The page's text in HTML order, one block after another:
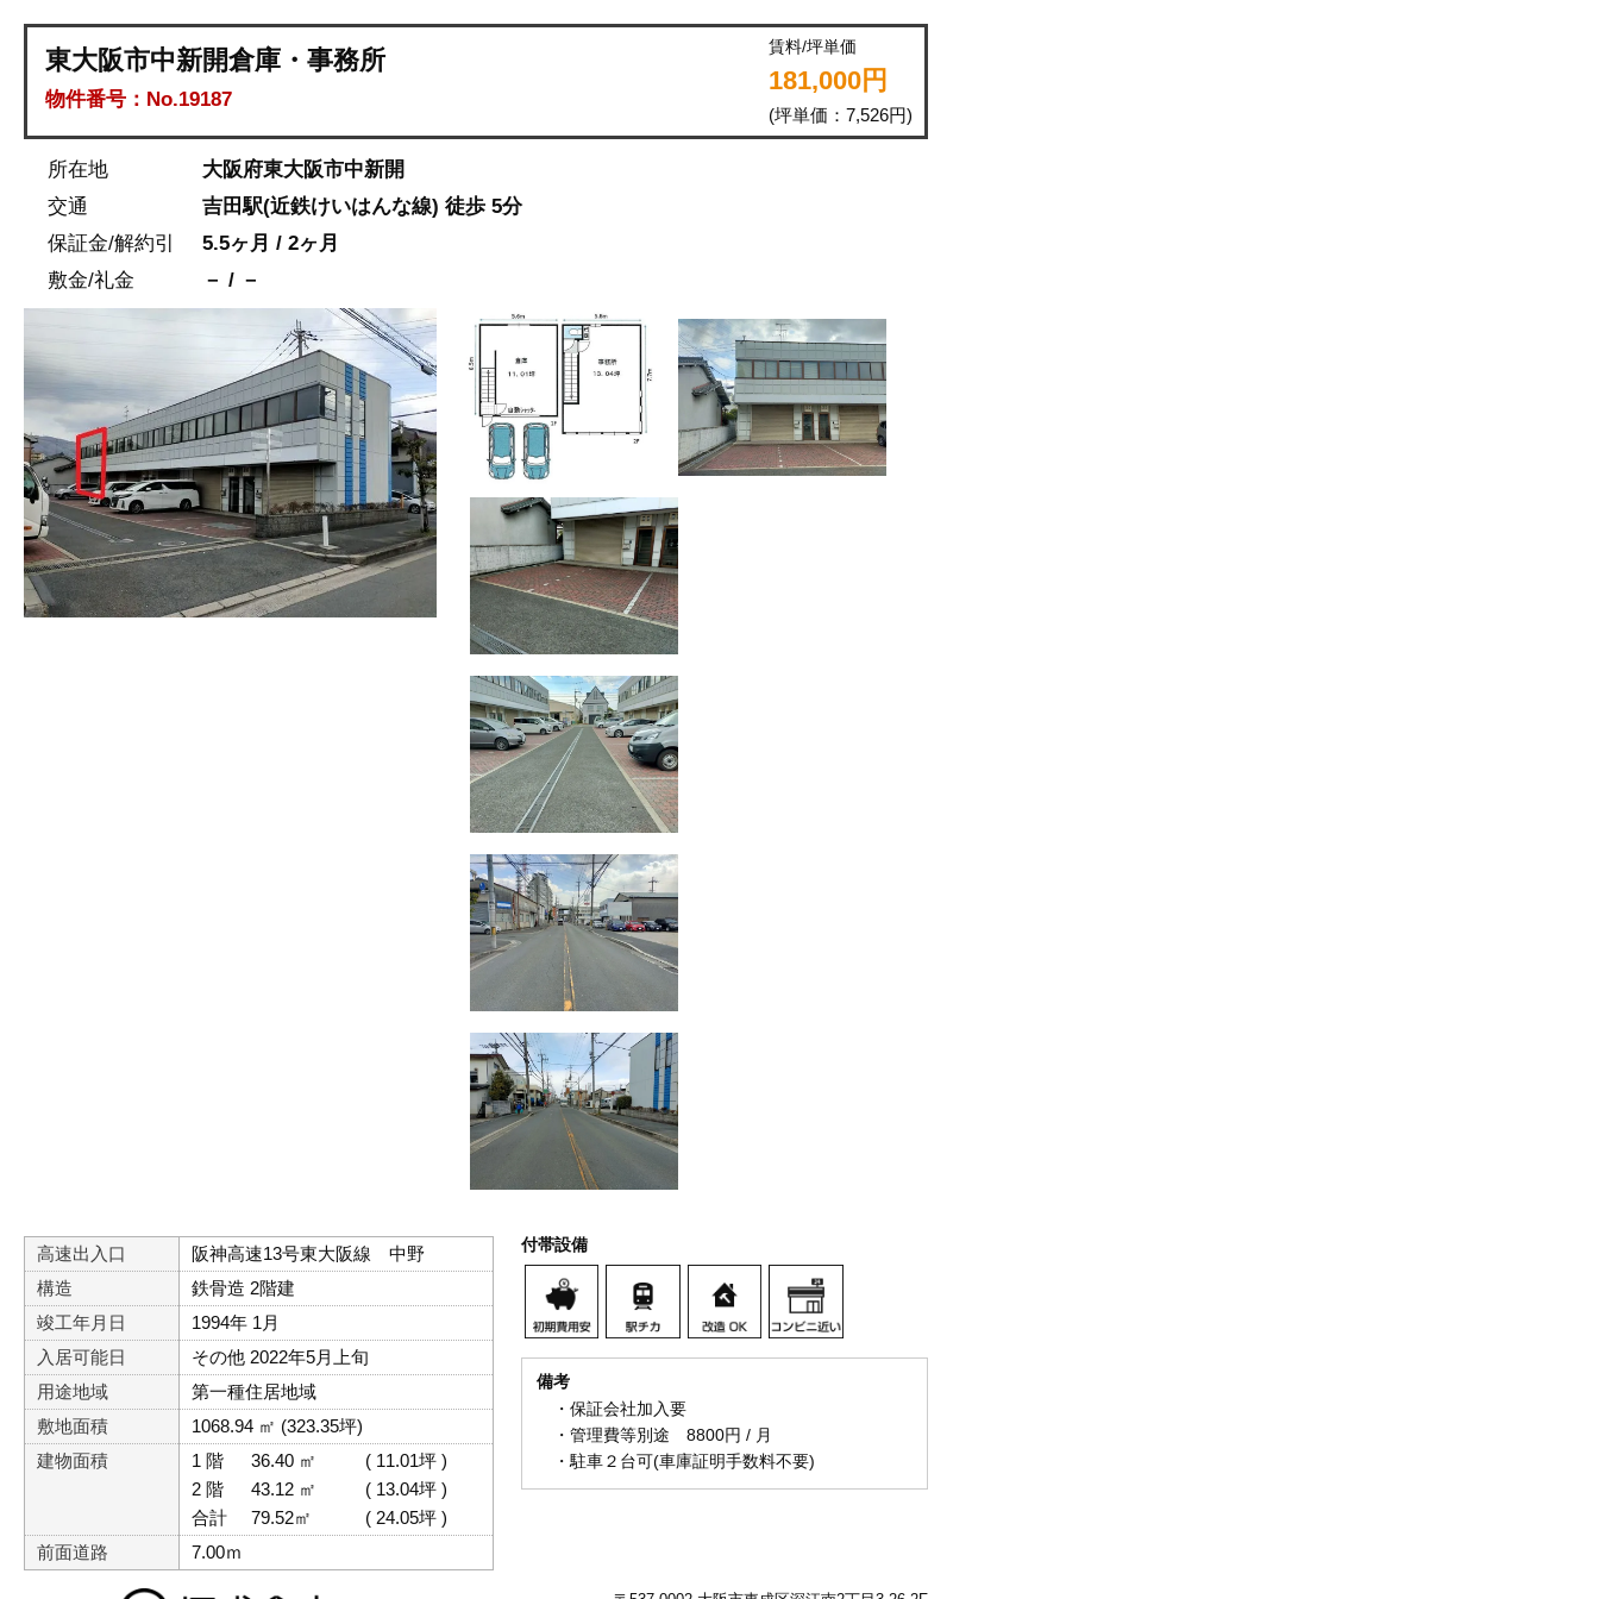
東大阪市中新開倉庫・事務所
物件番号：No.19187
賃料/坪単価
181,000円
(坪単価：7,526円)
所在地
大阪府東大阪市中新開
交通
吉田駅(近鉄けいはんな線) 徒歩 5分
保証金/解約引
5.5ヶ月 / 2ヶ月
敷金/礼金
－ / －
高速出入口
阪神高速13号東大阪線 中野
構造
鉄骨造 2階建
竣工年月日
1994年 1月
入居可能日
その他 2022年5月上旬
用途地域
第一種住居地域
敷地面積
1068.94 ㎡ (323.35坪)
建物面積
1 階 36.40 ㎡
( 11.01坪 )
2 階
43.12 ㎡
( 13.04坪 )
合計
79.52㎡
( 24.05坪 )
前面道路
7.00ｍ
付帯設備
備考
・保証会社加入要
・管理費等別途 8800円 / 月
・駐車２台可(車庫証明手数料不要)